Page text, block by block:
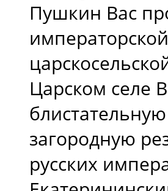
Пушкин Вас
императорской
Царском селе
блистательную
загородную
русских